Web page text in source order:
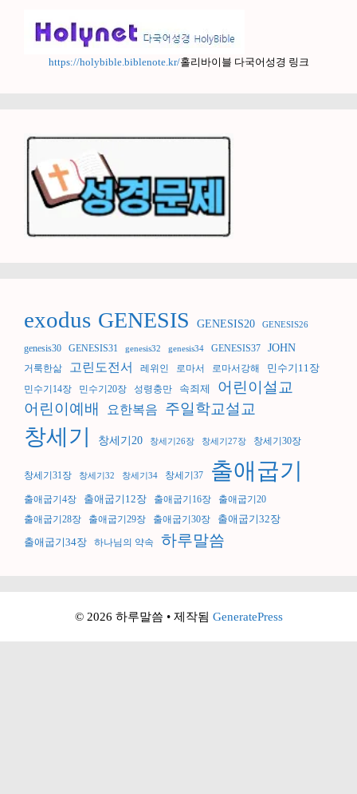
https://holybible.biblenote.kr/홀리바이블 다국어성경 링크
exodus GENESIS GENESIS20 GENESIS26
genesis30 GENESIS31 genesis32 genesis34 GENESIS37 JOHN
거룩한삶 고린도전서 레위인 로마서 로마서강해 민수기11장
민수기14장 민수기20장 성령충만 속죄제
어린이설교
어린이예배
요한복음 주일학교설교
창세기 창세기20 창세기26장 창세기27장 창세기30장
창세기31장 창세기32 창세기34 창세기37 출애굽기
출애굽기4장 출애굽기12장 출애굽기16장
출애굽기20
출애굽기28장
출애굽기29장 출애굽기30장 출애굽기32장
출애굽기34장 하나님의 약속 하루말씀
© 2026 하루말씀 • 제작됨 GeneratePress